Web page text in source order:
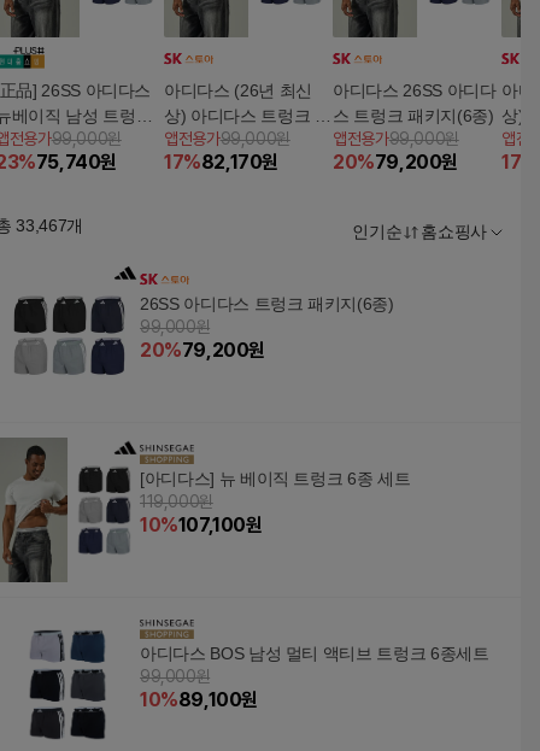
品] 26SS 아디다스
베이직 남성 트렁크
키지 (6종)
전용가99,000원
%75,740원
아디다스 (26년 최신
상) 아디다스 트렁크 패
키지(6종)
앱전용가99,000원
17%82,170원
아디다스 26SS 아디다
스 트렁크 패키지(6종)
앱전용가99,000원
20%79,200원
아디
상)
키지
앱전
17
33,467개 인기순 홈쇼핑사
26SS 아디다스 트렁크 패키지(6종)
99,000원
20%79,200원
[아디다스] 뉴 베이직 트렁크 6종 세트
119,000원
10%107,100원
아디다스 BOS 남성 멀티 액티브 트렁크 6종세트
99,000원
10%89,100원